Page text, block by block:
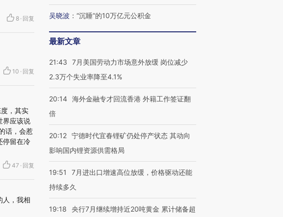
8 · 回复
10 · 回复
，其实
界应该说
话，会惹
停留在冷
47 · 回复
人，我相
吴晓波 ： “沉睡”的10万亿元公积金
最新文章
21:43
7月美国劳动力市场意外放缓 岗位减少
2.3万个失业率降至4.1%
20:14 海外金融专才回流香港 外籍工作签证翻
倍
20:12 宁德时代宜春锂矿仍处停产状态 其动向
影响国内锂资源供需格局
19:51
7月进出口增速高位放缓，价格驱动还能
持续多久
19:18
央行7月继续增持近20吨黄金 累计储备超